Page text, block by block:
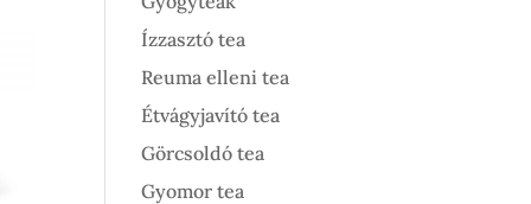
Ízzasztó tea
Reuma elleni tea
Étvágyjavító tea
Görcsoldó tea
Gyomor tea